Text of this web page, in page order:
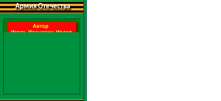
Армия Отечества